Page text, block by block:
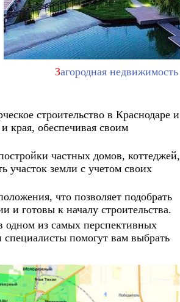
Загородная недвижимость
строительство в Краснодаре и
края, обеспечивая своим
частных домов, коттеджей,
участок земли с учетом своих
что позволяет подобрать
и готовы к началу строительства.
одном из самых перспективных
помогут вам выбрать